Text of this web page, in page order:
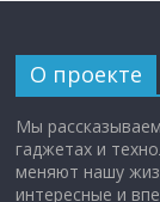
О проекте
Мы
гаджетах и
меняют нашу
интересные и